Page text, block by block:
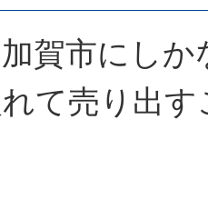
加賀市にし
て売り出